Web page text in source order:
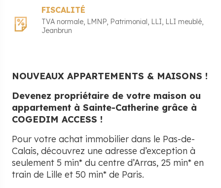
FISCALITÉ
TVA normale LMNP Patrimonial LLI LLI meublé
Jeanbrun
NOUVEAUX APPARTEMENTS & MAISONS !
Devenez propriétaire de votre maison ou
appartement à Sainte-Catherine grâce à
COGEDIM ACCESS !
Pour votre achat immobilier dans le Pas-de-
Calais, découvrez une adresse d’exception à
seulement 5 min* du centre d’Arras, 25 min* en
train de Lille et 50 min* de Paris.